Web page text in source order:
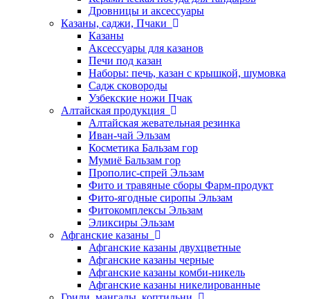
Дровницы и аксессуары
Казаны, саджи, Пчаки
Казаны
Аксессуары для казанов
Печи под казан
Наборы: печь, казан с крышкой, шумовка
Садж сковороды
Узбекские ножи Пчак
Алтайская продукция
Алтайская жевательная резинка
Иван-чай Эльзам
Косметика Бальзам гор
Мумиё Бальзам гор
Прополис-спрей Эльзам
Фито и травяные сборы Фарм-продукт
Фито-ягодные сиропы Эльзам
Фитокомплексы Эльзам
Эликсиры Эльзам
Афганские казаны
Афганские казаны двухцветные
Афганские казаны черные
Афганские казаны комби-никель
Афганские казаны никелированные